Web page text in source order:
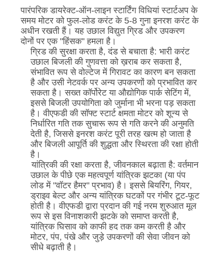
पारंपरिक डायरेक्ट-ऑन-लाइन स्टार्टिंग विधियां स्टार्टअप के
समय मोटर को फुल-लोड करंट के 5-8 गुना इनरश करंट के
अधीन रखती हैं। यह उछाल विद्युत ग्रिड और उपकरण
दोनों पर एक "हिंसक" हमला है।
ग्रिड की सुरक्षा करता है, दंड से बचाता है: भारी करंट
उछाल बिजली की गुणवत्ता को ख़राब कर सकता है,
संभावित रूप से वोल्टेज में गिरावट का कारण बन सकता
है और उसी नेटवर्क पर अन्य उपकरणों को प्रभावित कर
सकता है। सख्त कॉर्पोरेट या औद्योगिक पार्क सेटिंग में,
इससे बिजली उपयोगिता को जुर्माना भी भरना पड़ सकता
है। वीएफडी की सॉफ्ट स्टार्ट क्षमता मोटर को शून्य से
निर्धारित गति तक सुचारू रूप से गति करने की अनुमति
देती है, जिससे इनरश करंट पूरी तरह खत्म हो जाता है
और बिजली आपूर्ति की शुद्धता और स्थिरता की रक्षा होती
है।
यांत्रिकी की रक्षा करता है, जीवनकाल बढ़ाता है: वर्तमान
उछाल के पीछे एक महत्वपूर्ण यांत्रिक झटका (या पंप
लोड में "वॉटर हैमर" प्रभाव) है। इससे बियरिंग, गियर,
ड्राइव बेल्ट और अन्य यांत्रिक घटकों पर गंभीर टूट-फूट
होती है। वीएफडी द्वारा प्रदान की गई नरम शुरुआत मूल
रूप से इस विनाशकारी झटके को समाप्त करती है,
यांत्रिक घिसाव को काफी हद तक कम करती है और
मोटर, पंप, पंखे और जुड़े उपकरणों की सेवा जीवन को
सीधे बढ़ाती है।